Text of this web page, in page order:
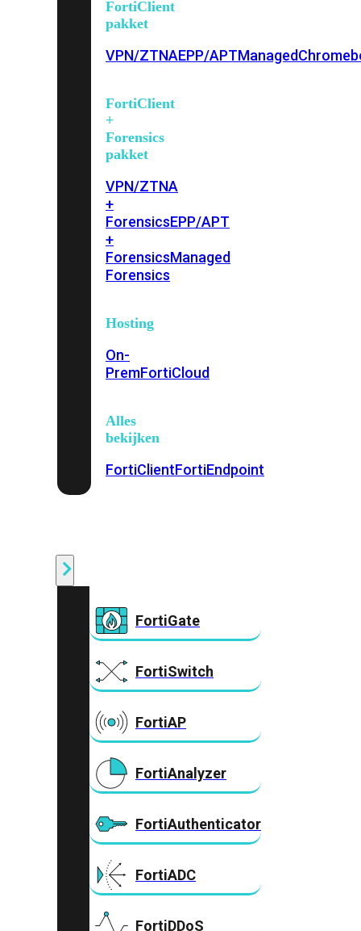
FortiClient
pakket
VPN/ZTNAEPP/APTManaged
FortiClient
+
Forensics
pakket
VPN/ZTNA
+
ForensicsEPP/APT
+
ForensicsManaged
Forensics
Hosting
On-
PremFortiCloud
Alles
bekijken
FortiClientFortiEndpoint
FortiGate
FortiSwitch
FortiAP
FortiAnalyzer
FortiAuthenticator
FortiADC
FortiDDoS